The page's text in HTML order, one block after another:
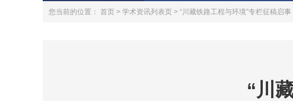
您当前的位置： 首页 > 学术资讯列表页 > “川藏铁路工程与环境”专栏征稿启事
“川